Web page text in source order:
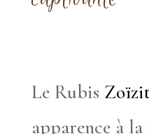
Le Rubis
apparence à